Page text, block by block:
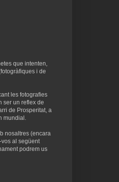
que intenten,
i de
les fotografies
ser un reflex de
de Prosperitat, a
mundial.
nosaltres (encara
al següent
podrem us